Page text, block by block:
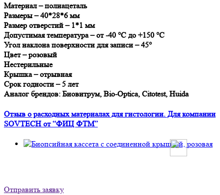
Материал – полиацеталь
Размеры – 40*28*6 мм
Размер отверстий – 1*1 мм
Допустимая температура – от -40 °C до +150 °C
Угол наклона поверхности для записи – 45°
Цвет – розовый
Нестерильные
Крышка – отрывная
Срок годности – 5 лет
Аналог брендов: Биовитрум, Bio-Optica, Citotest, Huida
Отзыв о расходных материалах для гистологии. Для компании
SOVTECH от “ФИЦ ФТМ”
Отправить заявку